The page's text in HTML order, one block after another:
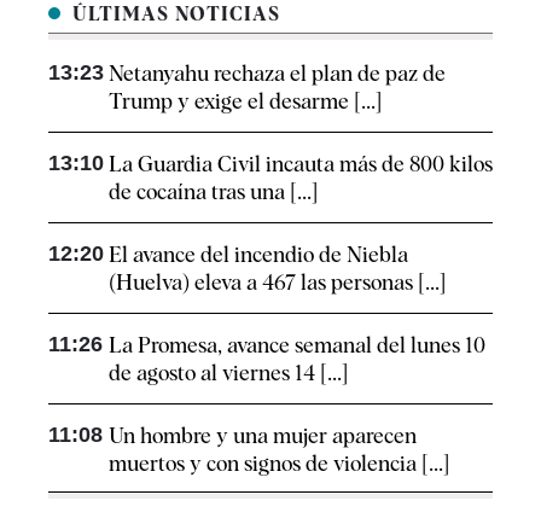
ÚLTIMAS NOTICIAS
13:23 Netanyahu rechaza el plan de paz de
Trump y exige el desarme [...]
13:10 La Guardia Civil incauta más de 800 kilos
de cocaína tras una [...]
12:20 El avance del incendio de Niebla
(Huelva) eleva a 467 las personas [...]
11:26 La Promesa, avance semanal del lunes 10
de agosto al viernes 14 [...]
11:08 Un hombre y una mujer aparecen
muertos y con signos de violencia [...]